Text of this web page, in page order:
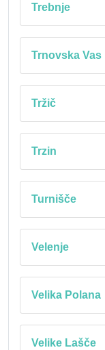
Trebnje
Trnovska Vas
Tržič
Trzin
Turnišče
Velenje
Velika Polana
Velike Lašče